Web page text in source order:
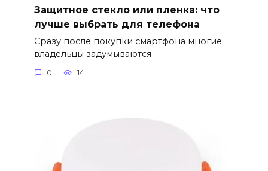
Защитное стекло или пленка: что
лучше выбрать для телефона
Сразу после покупки смартфона многие
владельцы задумываются
0 14